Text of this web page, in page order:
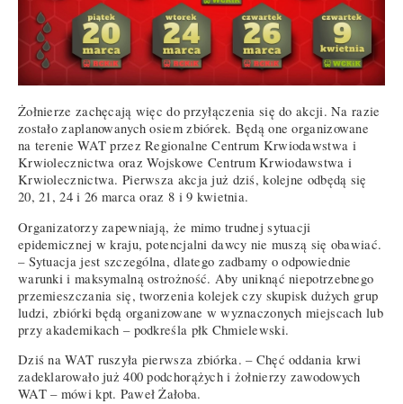
Żołnierze zachęcają więc do przyłączenia się do akcji. Na razie
zostało zaplanowanych osiem zbiórek. Będą one organizowane
na terenie WAT przez Regionalne Centrum Krwiodawstwa i
Krwiolecznictwa oraz Wojskowe Centrum Krwiodawstwa i
Krwiolecznictwa. Pierwsza akcja już dziś, kolejne odbędą się
20, 21, 24 i 26 marca oraz 8 i 9 kwietnia.
Organizatorzy zapewniają, że mimo trudnej sytuacji
epidemicznej w kraju, potencjalni dawcy nie muszą się obawiać.
– Sytuacja jest szczególna, dlatego zadbamy o odpowiednie
warunki i maksymalną ostrożność. Aby uniknąć niepotrzebnego
przemieszczania się, tworzenia kolejek czy skupisk dużych grup
ludzi, zbiórki będą organizowane w wyznaczonych miejscach lub
przy akademikach – podkreśla płk Chmielewski.
Dziś na WAT ruszyła pierwsza zbiórka. – Chęć oddania krwi
zadeklarowało już 400 podchorążych i żołnierzy zawodowych
WAT – mówi kpt. Paweł Żałoba.